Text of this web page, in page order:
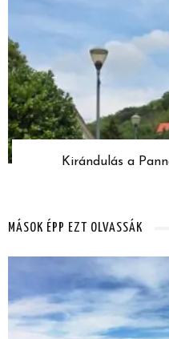
Kirándulás a
MÁSOK ÉPP EZT OLVASSÁK